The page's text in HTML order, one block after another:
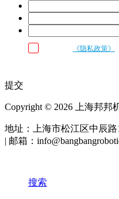
《隐私政策》
提交
Copyright © 2026 上海邦邦
地址：上海市松江区中辰路
| 邮箱：
搜索